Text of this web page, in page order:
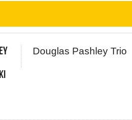
Douglas Pashley Trio